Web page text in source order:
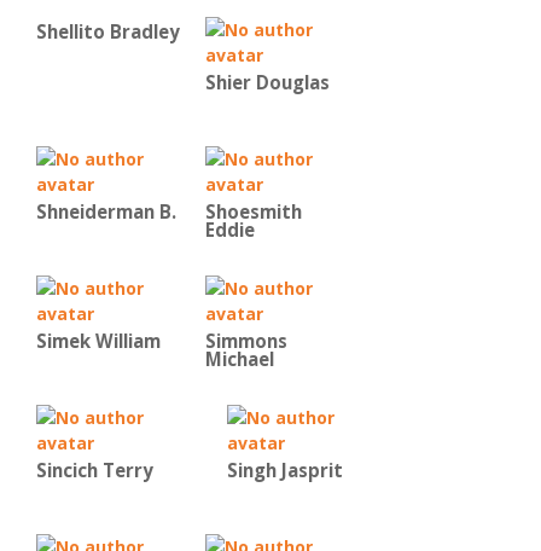
Shellito Bradley
Shier Douglas
Shneiderman B. Shoesmith
Eddie
Simek William Simmons
Michael
Sincich Terry Singh Jasprit